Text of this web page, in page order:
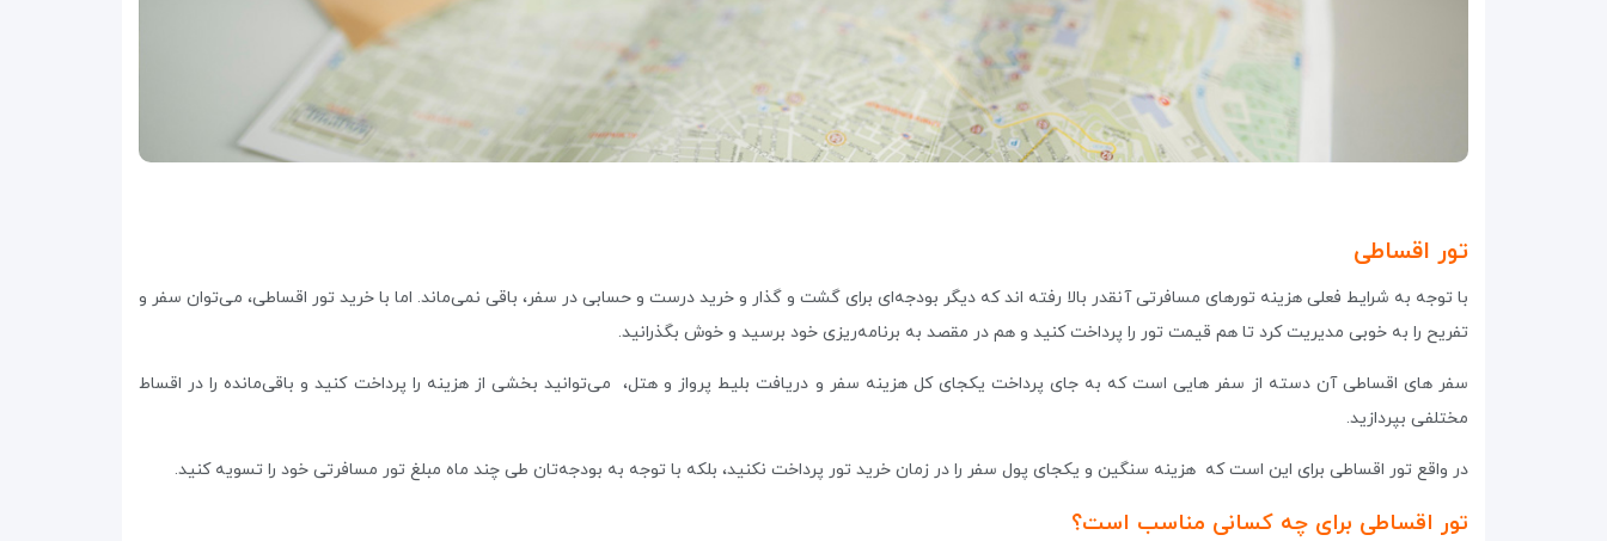
تور اقساطی
با توجه به شرایط فعلی هزینه تورهای مسافرتی آنقدر بالا رفته اند که دیگر بودجه‌ای برای گشت‌ و‌ گذار و خرید درست و حسابی در سفر، باقی نمی‌ماند. اما با خرید تور اقساطی، می‌توان سفر و
تفریح را به خوبی مدیریت کرد تا هم قیمت تور را پرداخت کنید و هم در مقصد به برنامه‌ریزی خود برسید و خوش بگذرانید.
سفر های اقساطی آن دسته از سفر هایی است که به جای پرداخت یکجای کل هزینه سفر و دریافت بلیط پرواز و هتل، می‌توانید بخشی از هزینه را پرداخت کنید و باقی‌مانده را در اقساط
مختلفی بپردازید.
در واقع تور اقساطی برای این است که هزینه سنگین و یکجای پول سفر را در زمان خرید تور پرداخت نکنید، بلکه با توجه به بودجه‌تان طی چند ماه مبلغ تور مسافرتی خود را تسویه کنید.
تور اقساطی برای چه کسانی مناسب است؟